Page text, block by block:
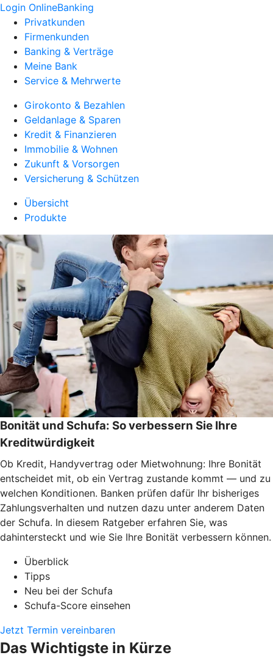
Login OnlineBanking
Privatkunden
Firmenkunden
Banking & Verträge
Meine Bank
Service & Mehrwerte
Girokonto & Bezahlen
Geldanlage & Sparen
Kredit & Finanzieren
Immobilie & Wohnen
Zukunft & Vorsorgen
Versicherung & Schützen
Übersicht
Produkte
Bonität und Schufa: So verbessern Sie Ihre
Kreditwürdigkeit
Ob Kredit, Handyvertrag oder Mietwohnung: Ihre Bonität
entscheidet mit, ob ein Vertrag zustande kommt — und zu
welchen Konditionen. Banken prüfen dafür Ihr bisheriges
Zahlungsverhalten und nutzen dazu unter anderem Daten
der Schufa. In diesem Ratgeber erfahren Sie, was
dahintersteckt und wie Sie Ihre Bonität verbessern können.
Überblick
Tipps
Neu bei der Schufa
Schufa-Score einsehen
Jetzt Termin vereinbaren
Das Wichtigste in Kürze